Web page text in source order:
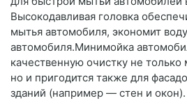
Высокодавливая головка
мытья автомобиля, экономит
автомобиля.Минимойка
качественную очистку не
но и пригодится также для
зданий (например — стен и окон).